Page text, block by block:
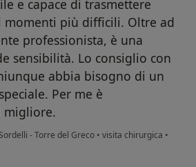
e capace di trasmettere
momenti più difficili. Oltre ad
professionista, è una
sensibilità. Lo consiglio con
abbia bisogno di un
Per me è
migliore.
- Torre del Greco • visita chirurgica •
Guido D’antuono